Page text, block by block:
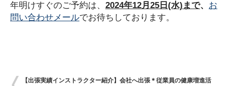
年明けすぐのご予約は、 2024年12月25日(水)まで、 お
問い合わせメールでお待ちしております。
【出張実績インストラクター紹介】会社へ出張＊従業員の健康増進活